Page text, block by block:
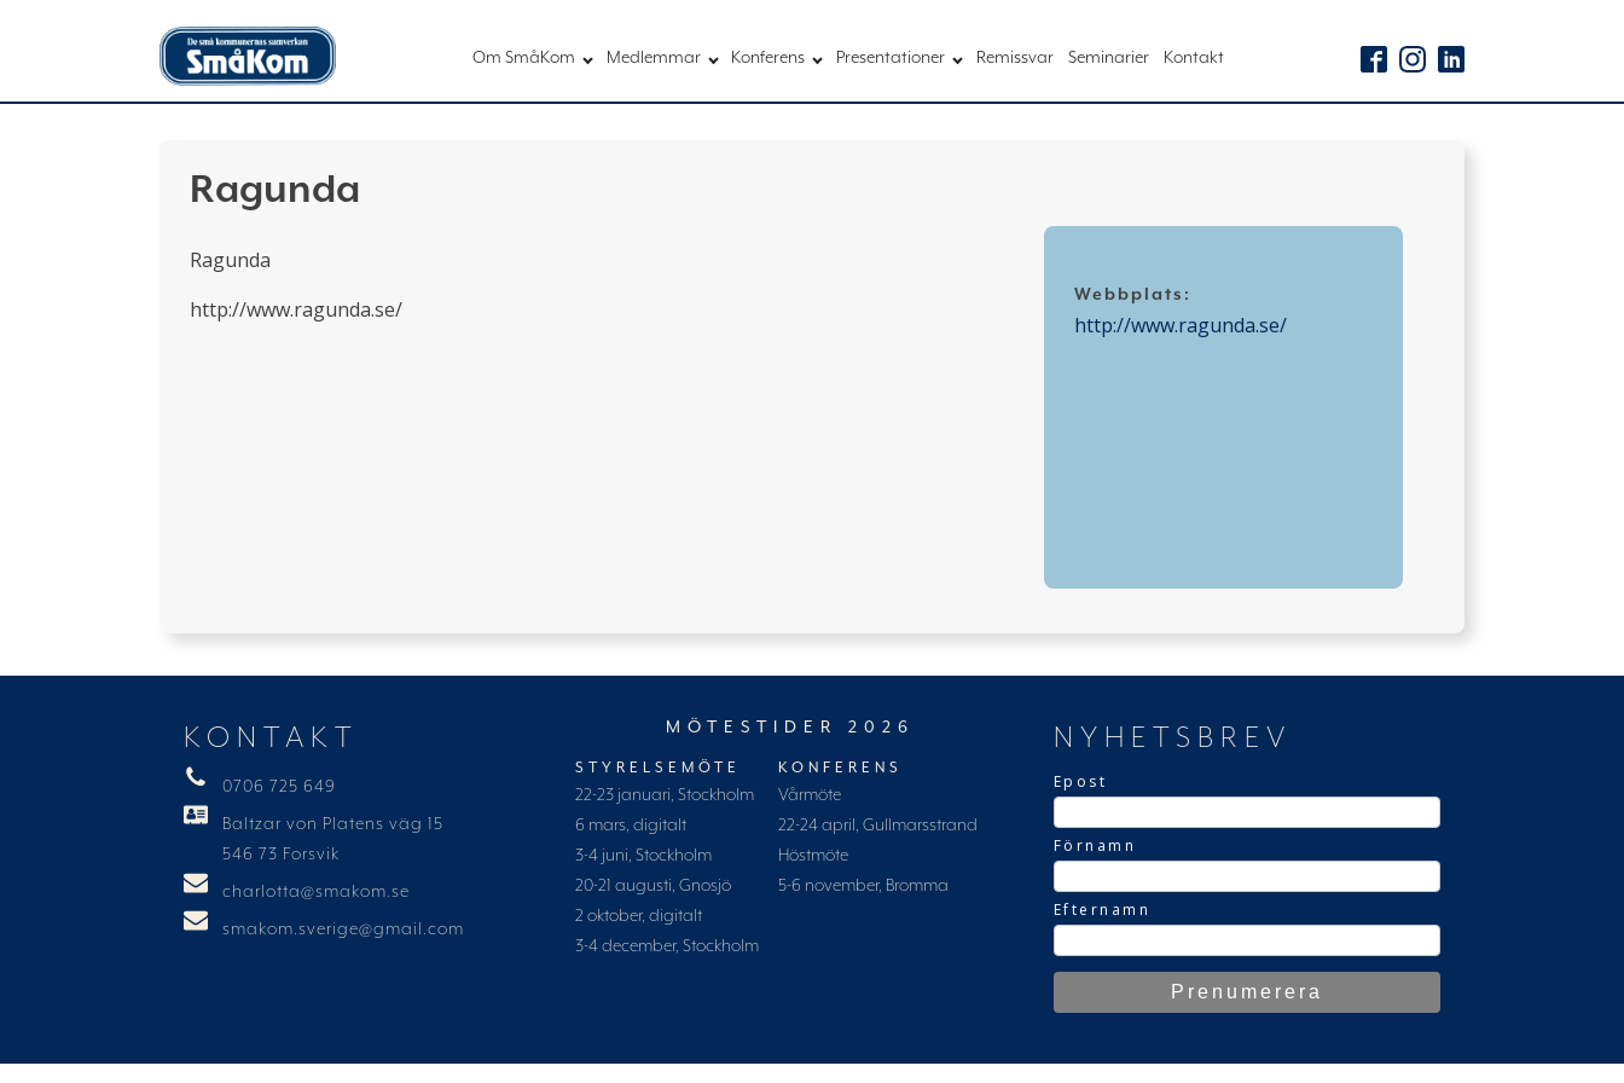
Om SmåKom Medlemmar Konferens Presentationer Remissvar Seminarier Kontakt
Ragunda
Ragunda
http://www.ragunda.se/
Webbplats:
http://www.ragunda.se/
KONTAKT
0706 725 649
Baltzar von Platens väg 15
546 73 Forsvik
charlotta@smakom.se
smakom.sverige@gmail.com
MÖTESTIDER 2026
STYRELSEMÖTE
22-23 januari, Stockholm
6 mars, digitalt
3-4 juni, Stockholm
20-21 augusti, Gnosjö
2 oktober, digitalt
3-4 december, Stockholm
KONFERENS
Vårmöte
22-24 april, Gullmarsstrand
Höstmöte
5-6 november, Bromma
NYHETSBREV
Epost
Förnamn
Efternamn